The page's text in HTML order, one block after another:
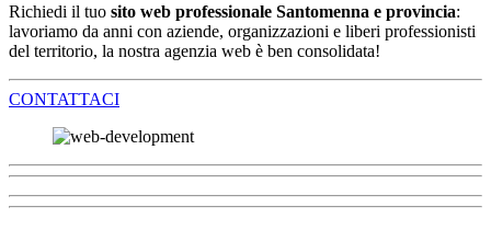
Richiedi il tuo sito web professionale Santomenna e provincia:
lavoriamo da anni con aziende, organizzazioni e liberi professionisti
del territorio, la nostra agenzia web è ben consolidata!
CONTATTACI